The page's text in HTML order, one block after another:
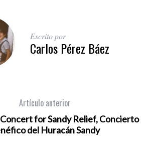
Escrito por
Carlos Pérez Báez
Artículo anterior
for Sandy Relief, Concierto
del Huracán Sandy